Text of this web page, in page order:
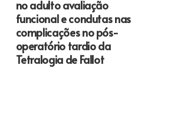
no adulto avaliação
funcional e condutas nas
complicações no pós-
operatório tardio da
Tetralogia de Fallot